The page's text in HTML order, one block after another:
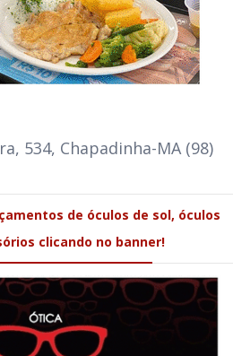
534, Chapadinha-MA (98)
de óculos de sol, óculos
clicando no banner!